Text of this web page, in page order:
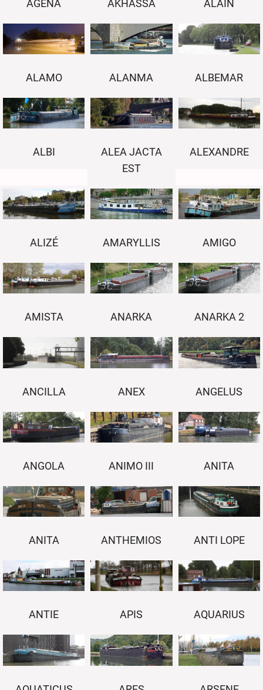
AGENA AKHASSA ALAIN
ALAMO ALANMA ALBEMAR
ALBI
ALEA JACTA
EST
ALEXANDRE
ALIZÉ AMARYLLIS AMIGO
AMISTA ANARKA ANARKA 2
ANCILLA ANEX ANGELUS
ANGOLA ANIMO III ANITA
ANITA ANTHEMIOS ANTI LOPE
ANTIE APIS AQUARIUS